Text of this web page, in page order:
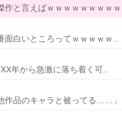
作と言えばｗｗｗｗｗｗｗｗｗ..
面白いところってｗｗｗｗｗ..
年から急激に落ち着く可..
作品のキャラと被ってる……」..